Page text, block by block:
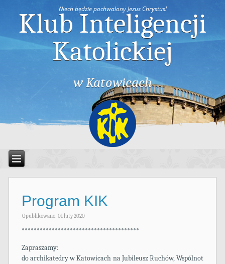
Niech będzie pochwalony Jezus Chrystus!
Klub Inteligencji
Katolickiej
w Katowicach
Program KIK
Opublikowano: 01 luty 2020
***************************************
Zapraszamy:
do archikatedry w Katowicach na Jubileusz Ruchów, Wspólnot